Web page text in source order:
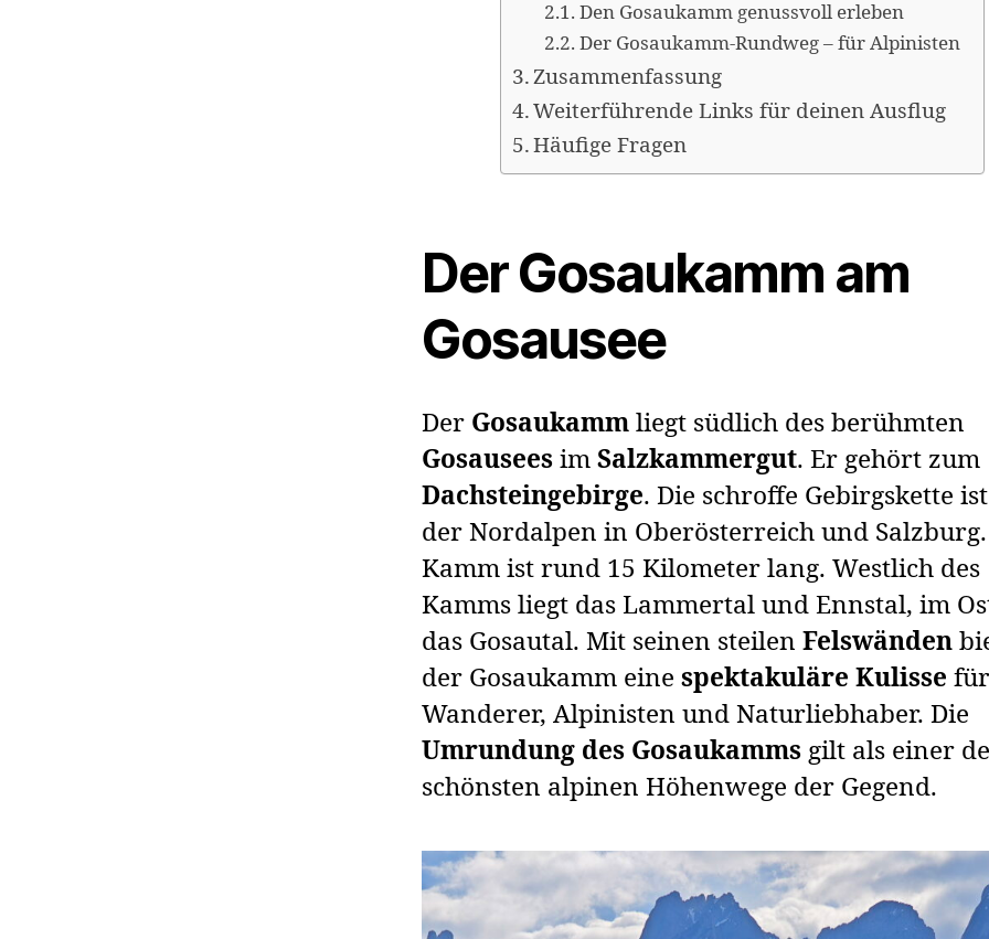
Den Gosaukamm genussvoll erleben
Der Gosaukamm-Rundweg – für Alpinisten
Zusammenfassung
Weiterführende Links für deinen Ausflug
Häufige Fragen
Der Gosaukamm am
Gosausee
Der Gosaukamm liegt südlich des berühmten
Gosausees im Salzkammergut. Er gehört zum
Dachsteingebirge. Die schroffe Gebirgskette
der Nordalpen in Oberösterreich und
Kamm ist rund 15 Kilometer lang. Westlich des
Kamms liegt das Lammertal und Ennstal, im
das Gosautal. Mit seinen steilen Felswänden
der Gosaukamm eine spektakuläre Kulisse für
Wanderer, Alpinisten und Naturliebhaber. Die
Umrundung des Gosaukamms gilt als einer
schönsten alpinen Höhenwege der Gegend.